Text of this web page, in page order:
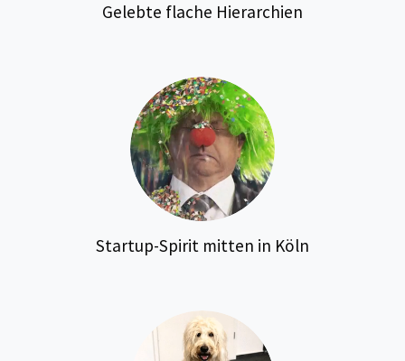
Gelebte flache Hierarchien
Startup-Spirit mitten in Köln